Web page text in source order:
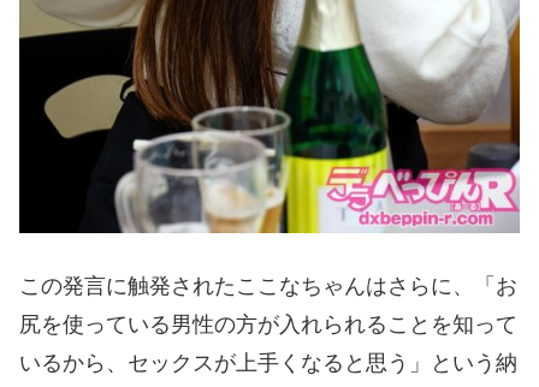
この発言に触発されたここなちゃんはさらに、「お
尻を使っている男性の方が入れられることを知って
いるから、セックスが上手くなると思う」という納